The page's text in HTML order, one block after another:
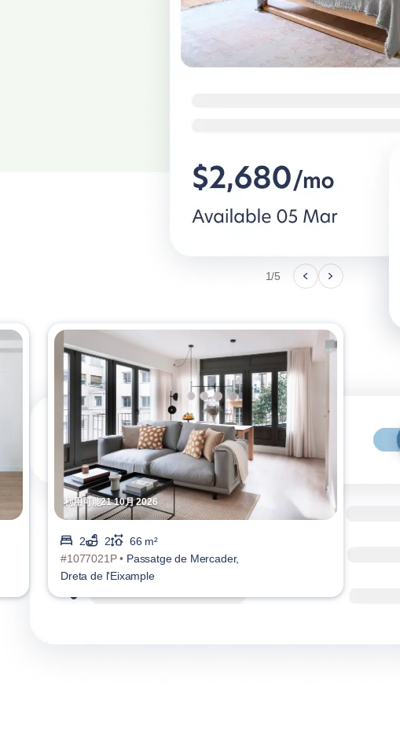
1/5
利用可能21 10月 2026
2 2
66 m²
#1077021P • Passatge de Mercader,
Dreta de l'Eixample